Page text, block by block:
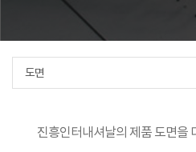
도면
진흥인터내셔날의 제품 도면을